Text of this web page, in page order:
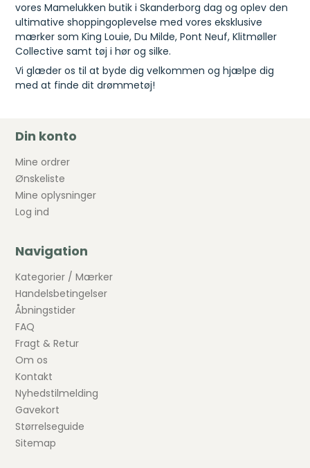
vores Mamelukken butik i Skanderborg dag og oplev den
ultimative shoppingoplevelse med vores eksklusive
mærker som King Louie, Du Milde, Pont Neuf, Klitmøller
Collective samt tøj i hør og silke.
Vi glæder os til at byde dig velkommen og hjælpe dig
med at finde dit drømmetøj!
Din konto
Mine ordrer
Ønskeliste
Mine oplysninger
Log ind
Navigation
Kategorier / Mærker
Handelsbetingelser
Åbningstider
FAQ
Fragt & Retur
Om os
Kontakt
Nyhedstilmelding
Gavekort
Størrelseguide
Sitemap